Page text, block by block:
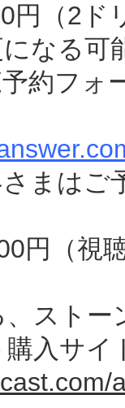
円（2ド
なる可
約フォ
まはご
円（
ストー
購入サ